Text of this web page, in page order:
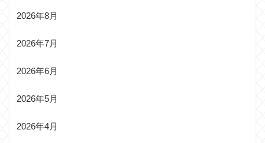
2026年8月
2026年7月
2026年6月
2026年5月
2026年4月